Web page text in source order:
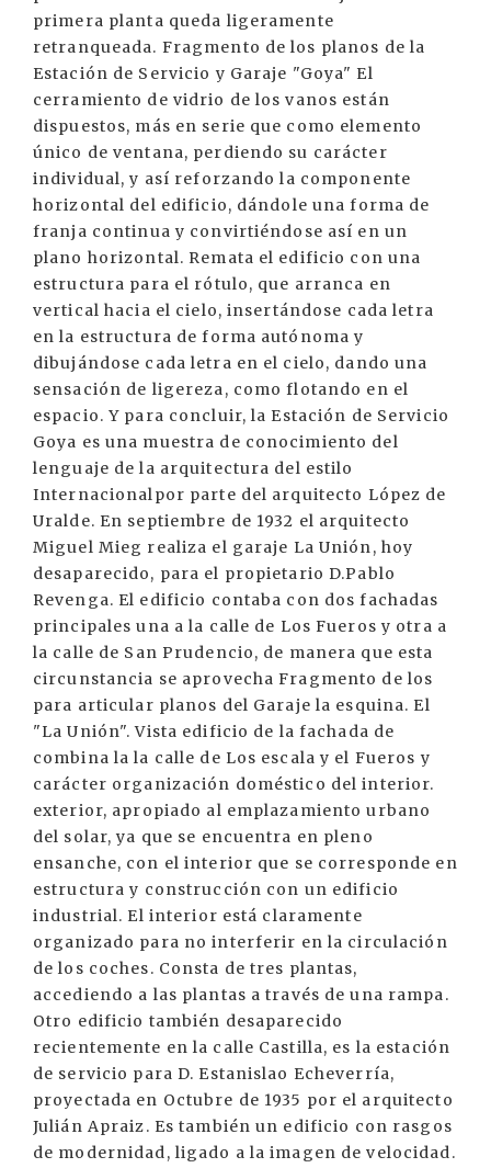
primera planta queda ligeramente
retranqueada. Fragmento de los planos de la
Estación de Servicio y Garaje "Goya" El
cerramiento de vidrio de los vanos están
dispuestos, más en serie que como elemento
único de ventana, perdiendo su carácter
individual, y así reforzando la componente
horizontal del edificio, dándole una forma de
franja continua y convirtiéndose así en un
plano horizontal. Remata el edificio con una
estructura para el rótulo, que arranca en
vertical hacia el cielo, insertándose cada letra
en la estructura de forma autónoma y
dibujándose cada letra en el cielo, dando una
sensación de ligereza, como flotando en el
espacio. Y para concluir, la Estación de Servicio
Goya es una muestra de conocimiento del
lenguaje de la arquitectura del estilo
Internacionalpor parte del arquitecto López de
Uralde. En septiembre de 1932 el arquitecto
Miguel Mieg realiza el garaje La Unión, hoy
desaparecido, para el propietario D.Pablo
Revenga. El edificio contaba con dos fachadas
principales una a la calle de Los Fueros y otra a
la calle de San Prudencio, de manera que esta
circunstancia se aprovecha Fragmento de los
para articular planos del Garaje la esquina. El
"La Unión". Vista edificio de la fachada de
combina la la calle de Los escala y el Fueros y
carácter organización doméstico del interior.
exterior, apropiado al emplazamiento urbano
del solar, ya que se encuentra en pleno
ensanche, con el interior que se corresponde en
estructura y construcción con un edificio
industrial. El interior está claramente
organizado para no interferir en la circulación
de los coches. Consta de tres plantas,
accediendo a las plantas a través de una rampa.
Otro edificio también desaparecido
recientemente en la calle Castilla, es la estación
de servicio para D. Estanislao Echeverría,
proyectada en Octubre de 1935 por el arquitecto
Julián Apraiz. Es también un edificio con rasgos
de modernidad, ligado a la imagen de velocidad.